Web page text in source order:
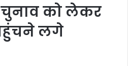
चुनाव को लेकर
लगे